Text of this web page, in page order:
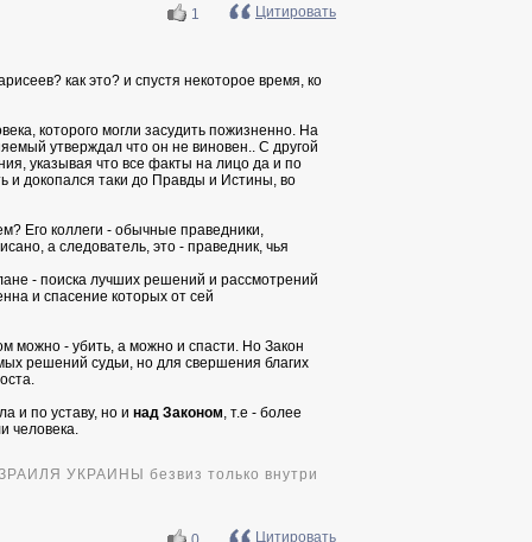
1 Цитировать
как это? и спустя некоторое время, ко
которого могли засудить пожизненно. На
утверждал что он не виновен.. С другой
указывая что все факты на лицо да и по
и докопался таки до Правды и Истины, во
Его коллеги - обычные праведники,
а следователь, это - праведник, чья
- поиска лучших решений и рассмотрений
и спасение которых от сей
можно - убить, а можно и спасти. Но Закон
решений судьи, но для свершения благих
и по уставу, но и над Законом, т.е - более
человека.
УКРАИНЫ безвиз только внутри
Цитировать